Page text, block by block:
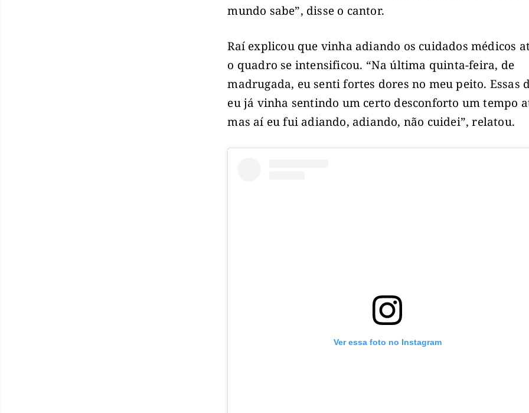
mundo sabe”, disse o cantor.
Raí explicou que vinha adiando os cuidados médicos
o quadro se intensificou. “Na última quinta-feira, de
madrugada, eu senti fortes dores no meu peito. Essas
eu já vinha sentindo um certo desconforto um tempo
mas aí eu fui adiando, adiando, não cuidei”, relatou.
Ver essa foto no Instagram